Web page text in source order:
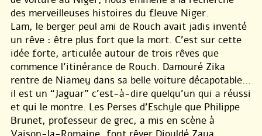
des merveilleuses histoires du fleuve Niger.
Lam, le berger peul ami de Rouch avait jadis inventé
un rêve : être plus fort que la mort. C’est sur cette
idée forte, articulée autour de trois rêves que
commence l’itinérance de Rouch. Damouré Zika
rentre de Niamey dans sa belle voiture décapotable...
il est un “Jaguar” c’est-à-dire quelqu’un qui a réussi
et qui le montre. Les Perses d’Eschyle que Philippe
Brunet, professeur de grec, a mis en scène à